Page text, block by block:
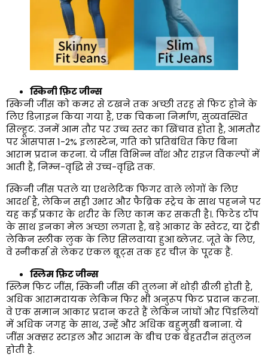
स्किनी फ़िट जीन्स
स्किनी जींस को कमर से टखने तक अच्छी तरह से फिट होने के
लिए डिज़ाइन किया गया है, एक चिकना निर्माण, सुव्यवस्थित
सिल्हूट. उनमें आम तौर पर उच्च स्तर का खिंचाव होता है, आमतौर
पर आसपास 1-2% इलास्टेन, गति को प्रतिबंधित किए बिना
आराम प्रदान करना. ये जींस विभिन्न वॉश और राइज़ विकल्पों में
आती हैं, निम्न-वृद्धि से उच्च-वृद्धि तक.
स्किनी जींस पतले या एथलेटिक फिगर वाले लोगों के लिए
आदर्श है, लेकिन सही उभार और फैब्रिक स्ट्रेच के साथ पहनने पर
यह कई प्रकार के शरीर के लिए काम कर सकती है।. फिटेड टॉप
के साथ इनका मेल अच्छा लगता है, बड़े आकार के स्वेटर, या ट्रेंडी
लेकिन स्लीक लुक के लिए सिलवाया हुआ ब्लेज़र. जूते के लिए,
वे स्नीकर्स से लेकर एंकल बूट्स तक हर चीज़ के पूरक हैं.
स्लिम फ़िट जीन्स
स्लिम फिट जींस, स्किनी जींस की तुलना में थोड़ी ढीली होती है,
अधिक आरामदायक लेकिन फिर भी अनुरूप फिट प्रदान करना.
वे एक समान आकार प्रदान करते हैं लेकिन जांघों और पिंडलियों
में अधिक जगह के साथ, उन्हें और अधिक बहुमुखी बनाना. ये
जींस अक्सर स्टाइल और आराम के बीच एक बेहतरीन संतुलन
होती है.